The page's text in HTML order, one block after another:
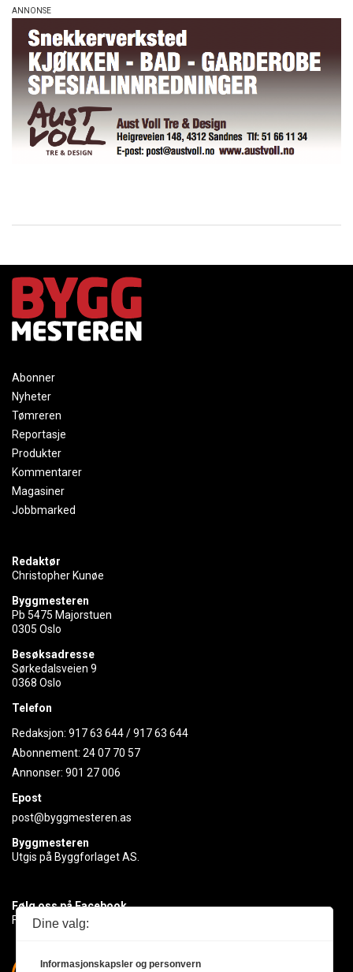
Abonner
Nyheter
Tømreren
Reportasje
Produkter
Kommentarer
Magasiner
Jobbmarked
Redaktør
Christopher Kunøe
Byggmesteren
Pb 5475 Majorstuen
0305 Oslo
Besøksadresse
Sørkedalsveien 9
0368 Oslo
Telefon
Redaksjon: 917 63 644/917 63 644
Abonnement: 24 07 70 57
Annonser: 901 27 006
Epost
post@byggmesteren.as
Byggmesteren
Utgis på Byggforlaget AS.
Følg oss på Facebook
Få med deg det siste innen byggebransjen
Dine valg:
Informasjonskapsler og personvern